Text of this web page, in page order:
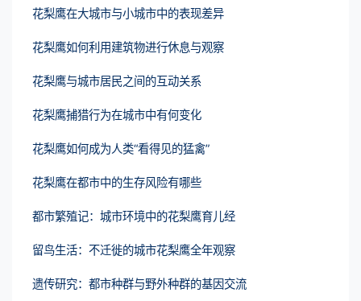
花梨鹰在大城市与小城市中的表现差异
花梨鹰如何利用建筑物进行休息与观察
花梨鹰与城市居民之间的互动关系
花梨鹰捕猎行为在城市中有何变化
花梨鹰如何成为人类“看得见的猛禽”
花梨鹰在都市中的生存风险有哪些
都市繁殖记：城市环境中的花梨鹰育儿经
留鸟生活：不迁徙的城市花梨鹰全年观察
遗传研究：都市种群与野外种群的基因交流